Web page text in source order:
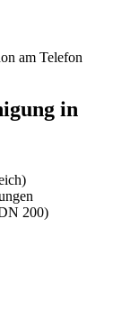
am Telefon
in
200)